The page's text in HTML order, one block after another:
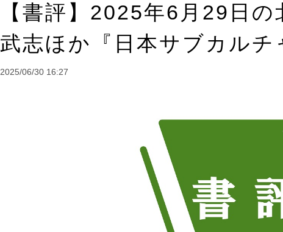
【書評】2025年6月29日
武志ほか『日本サブカルチ
2025/06/30 16:27